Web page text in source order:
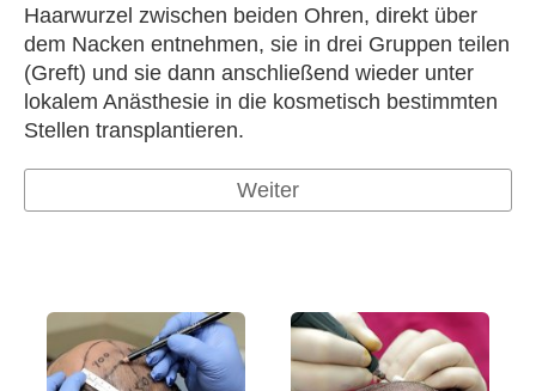
Haarwurzel zwischen beiden Ohren, direkt über
dem Nacken entnehmen, sie in drei Gruppen teilen
(Greft) und sie dann anschließend wieder unter
lokalem Anästhesie in die kosmetisch bestimmten
Stellen transplantieren.
Weiter